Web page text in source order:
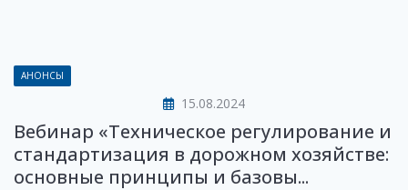
АНОНСЫ
15.08.2024
Вебинар «Техническое регулирование и
стандартизация в дорожном хозяйстве:
основные принципы и базовы...